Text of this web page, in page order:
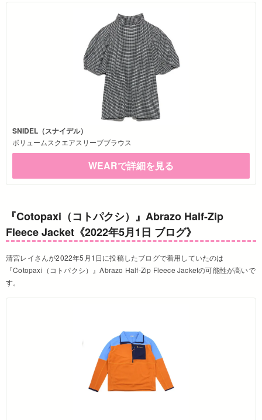
SNIDEL（スナイデル）
ボリュームスクエアスリーブブラウス
WEARで詳細を見る
『Cotopaxi（コトパクシ）』Abrazo Half-Zip
Fleece Jacket《2022年5月1日 ブログ》
清宮レイさんが2022年5月1日に投稿したブログで着用していたのは
『Cotopaxi（コトパクシ）』Abrazo Half-Zip Fleece Jacketの可能性が高いで
す。